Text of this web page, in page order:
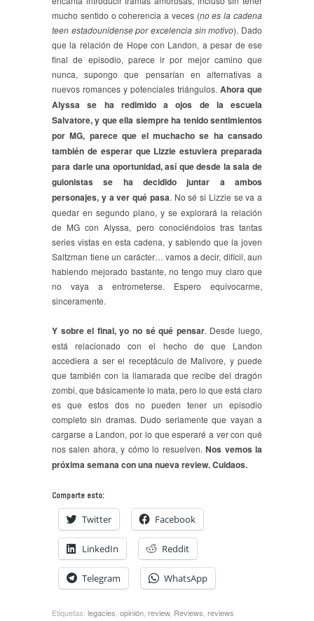
mucho sentido o coherencia a veces (no es la cadena
teen estadounidense por excelencia sin motivo). Dado
que la relación de Hope con Landon, a pesar de ese
final de episodio, parece ir por mejor camino que
nunca, supongo que pensarían en alternativas a
nuevos romances y potenciales triángulos. Ahora que
Alyssa se ha redimido a ojos de la escuela
Salvatore, y que ella siempre ha tenido sentimientos
por MG, parece que el muchacho se ha cansado
también de esperar que Lizzie estuviera preparada
para darle una oportunidad, así que desde la sala de
guionistas se ha decidido juntar a ambos
personajes, y a ver qué pasa. No sé si Lizzie se va a
quedar en segundo plano, y se explorará la relación
de MG con Alyssa, pero conociéndolos tras tantas
series vistas en esta cadena, y sabiendo que la joven
Saltzman tiene un carácter… vamos a decir, difícil, aun
habiendo mejorado bastante, no tengo muy claro que
no vaya a entrometerse. Espero equivocarme,
sinceramente.
Y sobre el final, yo no sé qué pensar. Desde luego,
está relacionado con el hecho de que Landon
accediera a ser el receptáculo de Malivore, y puede
que también con la llamarada que recibe del dragón
zombi, que básicamente lo mata, pero lo que está claro
es que estos dos no pueden tener un episodio
completo sin dramas. Dudo seriamente que vayan a
cargarse a Landon, por lo que esperaré a ver con qué
nos salen ahora, y cómo lo resuelven.Nos vemos la
próxima semana con una nueva review. Cuidaos.
Comparte esto:
Twitter Facebook
LinkedIn Reddit
Telegram WhatsApp
Etiquetas: legacies, opinión, review, Reviews, reviews